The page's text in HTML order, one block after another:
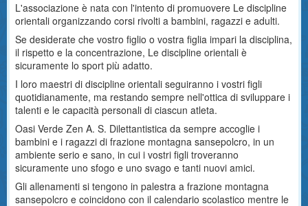
L'associazione è nata con l'intento di promuovere Le discipline
orientali organizzando corsi rivolti a bambini, ragazzi e adulti.
Se desiderate che vostro figlio o vostra figlia impari la disciplina,
il rispetto e la concentrazione, Le discipline orientali è
sicuramente lo sport più adatto.
I loro maestri di discipline orientali seguiranno i vostri figli
quotidianamente, ma restando sempre nell'ottica di sviluppare i
talenti e le capacità personali di ciascun atleta.
Oasi Verde Zen A. S. Dilettantistica da sempre accoglie i
bambini e i ragazzi di frazione montagna sansepolcro, in un
ambiente serio e sano, in cui i vostri figli troveranno
sicuramente uno sfogo e uno svago e tanti nuovi amici.
Gli allenamenti si tengono in palestra a frazione montagna
sansepolcro e coincidono con il calendario scolastico mentre le